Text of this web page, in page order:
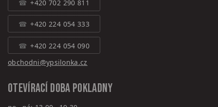
+420 702 290 811
+420 224 054 333
+420 224 054 090
obchodni@ypsilonka.cz
Otevírací doba pokladny